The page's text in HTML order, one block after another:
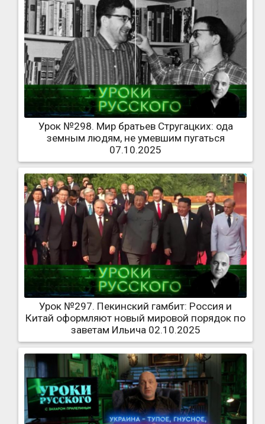
Урок №298. Мир братьев Стругацких: ода
земным людям, не умевшим пугаться
07.10.2025
Урок №297. Пекинский гамбит: Россия и
Китай оформляют новый мировой порядок по
заветам Ильича 02.10.2025